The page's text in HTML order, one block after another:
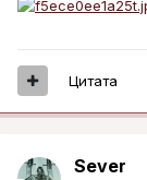
Цитата
Sever